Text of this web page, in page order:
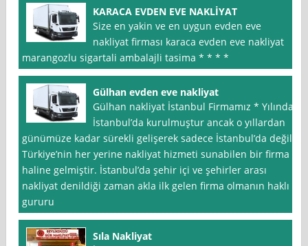
KARACA EVDEN EVE NAKLİYAT
Size en yakin ve en uygun evden eve
nakliyat firması karaca evden eve nakliyat
marangozlu sigartali ambalajli tasima * * * *
Gülhan evden eve nakliyat
Gülhan nakliyat İstanbul Firmamız * Yılında
İstanbul’da kurulmuştur ancak o yıllardan
günümüze kadar sürekli gelişerek sadece İstanbul’da değil
Türkiye’nin her yerine nakliyat hizmeti sunabilen bir firma
haline gelmiştir. İstanbul’da şehir içi ve şehirler arası
nakliyat denildiği zaman akla ilk gelen firma olmanın haklı
gururu
Sıla Nakliyat